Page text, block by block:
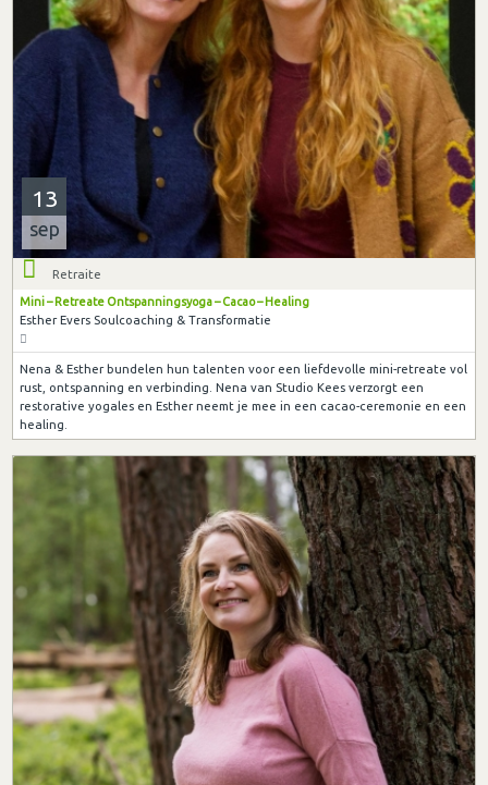
13
sep
Retraite
Mini – Retreate Ontspanningsyoga – Cacao – Healing
Esther Evers Soulcoaching & Transformatie
Nena & Esther bundelen hun talenten voor een liefdevolle mini-retreate vol
rust, ontspanning en verbinding. Nena van Studio Kees verzorgt een
restorative yogales en Esther neemt je mee in een cacao-ceremonie en een
healing.